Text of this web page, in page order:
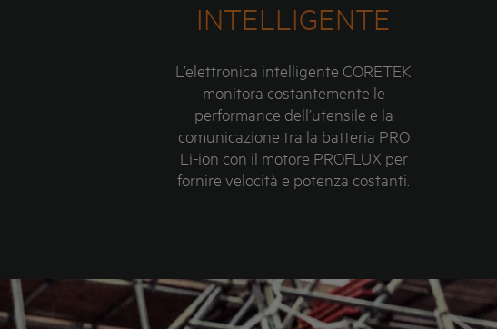
INTELLIGENTE
L’elettronica intelligente CORETEK
monitora costantemente le
performance dell’utensile e la
comunicazione tra la batteria PRO
Li-ion con il motore PROFLUX per
fornire velocità e potenza costanti.